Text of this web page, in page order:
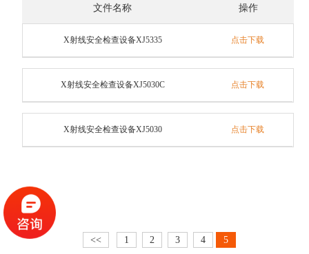
文件名称 操作
X射线安全检查设备XJ5335 点击下载
X射线安全检查设备XJ5030C 点击下载
X射线安全检查设备XJ5030 点击下载
<< 1 2 3 4 5